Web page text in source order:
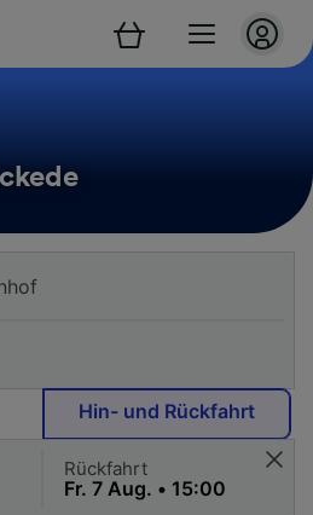
Hin- und Rückfahrt
Rückfahrt